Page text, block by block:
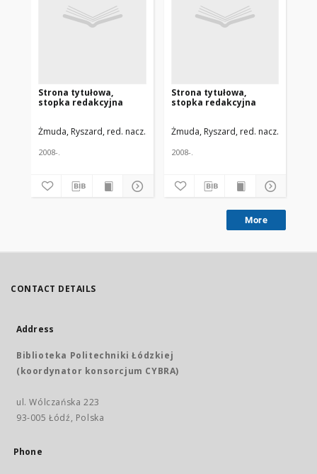
Strona tytułowa,
stopka redakcyjna
Żmuda, Ryszard, red. nacz. Uniwersytet Medyczny w Łodzi
2008-.
Strona tytułowa,
stopka redakcyjna
Żmuda, Ryszard, red. nacz.
2008-.
More
CONTACT DETAILS
Address
Biblioteka Politechniki Łódzkiej
(koordynator konsorcjum CYBRA)
ul. Wólczańska 223
93-005 Łódź, Polska
Phone